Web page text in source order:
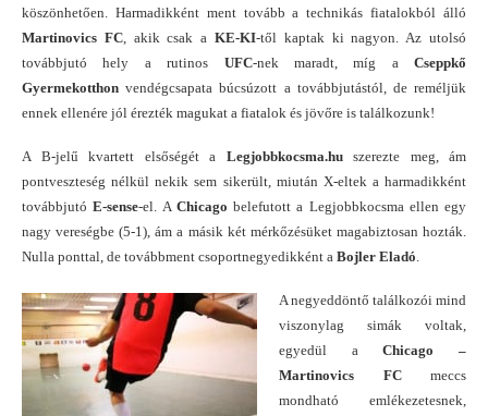
köszönhetően. Harmadikként ment tovább a technikás fiatalokból álló
Martinovics FC, akik csak aKE-KI-től kaptak ki nagyon. Az utolsó
továbbjutó hely a rutinos UFC-nek maradt, míg a Cseppkő
Gyermekotthon vendégcsapata búcsúzott a továbbjutástól, de reméljük
ennek ellenére jól érezték magukat a fiatalok és jövőre is találkozunk!
A B-jelű kvartett elsőségét a Legjobbkocsma.huszerezte meg, ám
pontveszteség nélkül nekik sem sikerült, miután X-eltek a harmadikként
továbbjutóE-sense-el. A Chicago belefutott a Legjobbkocsma ellen egy
nagy vereségbe (5-1), ám a másik két mérkőzésüket magabiztosan hozták.
Nulla ponttal, de továbbment csoportnegyedikként a Bojler Eladó.
A negyeddöntő találkozói mind
viszonylag simák voltak,
egyedül aChicago –
Martinovics FCmeccs
mondható emlékezetesnek,